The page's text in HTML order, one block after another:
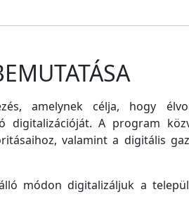
amelynek célja, hogy
digitalizációját. A program
valamint a digitális
módon digitalizáljuk a